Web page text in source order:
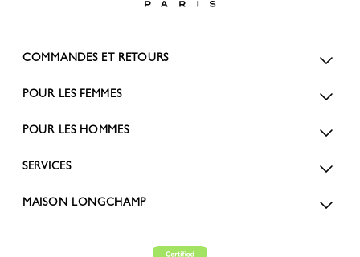
COMMANDES ET RETOURS
POUR LES FEMMES
POUR LES HOMMES
SERVICES
MAISON LONGCHAMP